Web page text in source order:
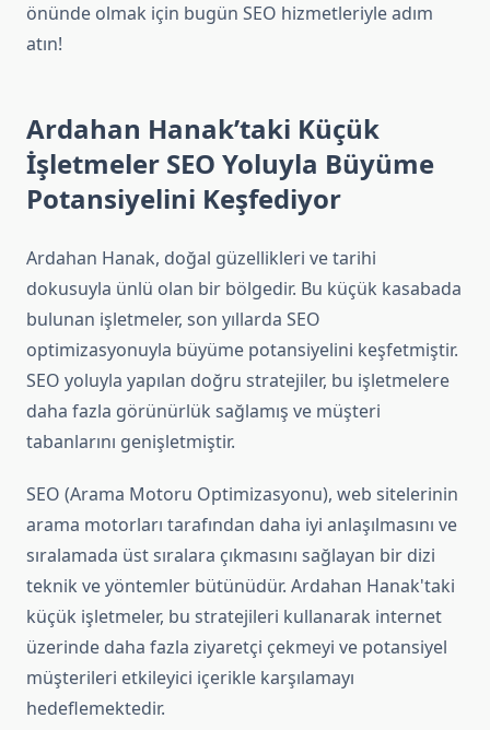
önünde olmak için bugün SEO hizmetleriyle adım
atın!
Ardahan Hanak’taki Küçük
İşletmeler SEO Yoluyla Büyüme
Potansiyelini Keşfediyor
Ardahan Hanak, doğal güzellikleri ve tarihi
dokusuyla ünlü olan bir bölgedir. Bu küçük kasabada
bulunan işletmeler, son yıllarda SEO
optimizasyonuyla büyüme potansiyelini keşfetmiştir.
SEO yoluyla yapılan doğru stratejiler, bu işletmelere
daha fazla görünürlük sağlamış ve müşteri
tabanlarını genişletmiştir.
SEO (Arama Motoru Optimizasyonu), web sitelerinin
arama motorları tarafından daha iyi anlaşılmasını ve
sıralamada üst sıralara çıkmasını sağlayan bir dizi
teknik ve yöntemler bütünüdür. Ardahan Hanak'taki
küçük işletmeler, bu stratejileri kullanarak internet
üzerinde daha fazla ziyaretçi çekmeyi ve potansiyel
müşterileri etkileyici içerikle karşılamayı
hedeflemektedir.